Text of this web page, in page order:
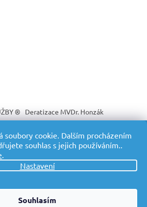
soubory cookie. Dalším procházením
souhlas s jejich používáním..
.
Nastavení
Souhlasím
® Deratizace MVDr. Honzák
Vytvořil Shoptet
® Profesionální deratizace s
v ceně. Všechna práva vyhrazena.